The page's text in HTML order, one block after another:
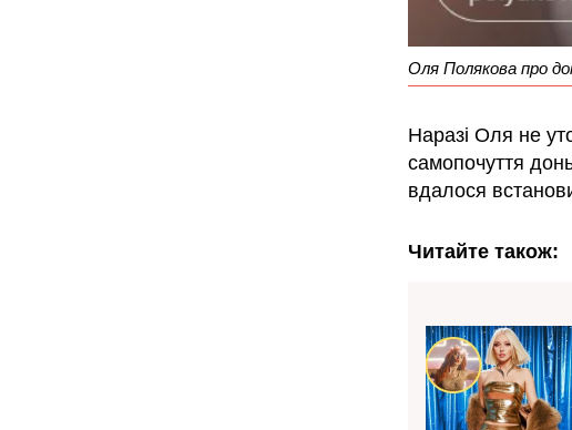
Оля Полякова про
Наразі Оля не
самопочуття
вдалося
Читайте також: